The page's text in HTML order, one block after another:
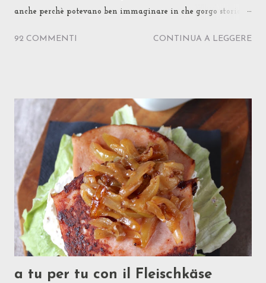
anche perchè potevano ben immaginare in che gorgo storico-
puntati addosso ed il fiato trattenuto di tanti MTC
addicted... Ebbene sì, rilassatevi (o disperatevi) pure: come
temevate, questa volta si va davvero tutti in Giappone!
Niente succede per caso, si sa. Tanto è vero che l'eterno
girovagare di Marco Polo (a cui faccio da qualche tempo da
vivandiera ) l'ha portato proprio a questo punto del suo
viaggio a confrontarsi con Cipango , il Paese del Sol
Levante... Come potevo non cogliere il suggerimento ...
92 COMMENTI CONTINUA A LEGGERE
a tu per tu con il Fleischkäse